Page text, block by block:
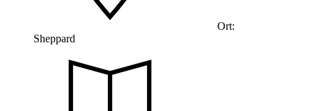
Ort:
Sheppard